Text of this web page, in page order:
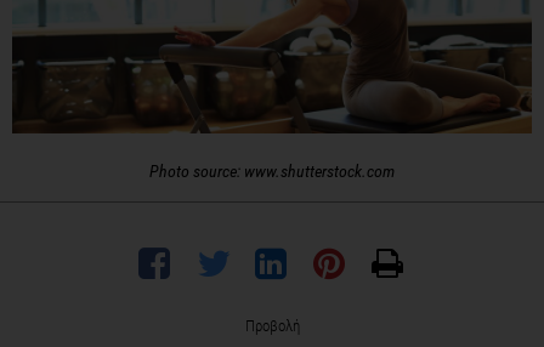
Photo source: www.shutterstock.com
Προβολή